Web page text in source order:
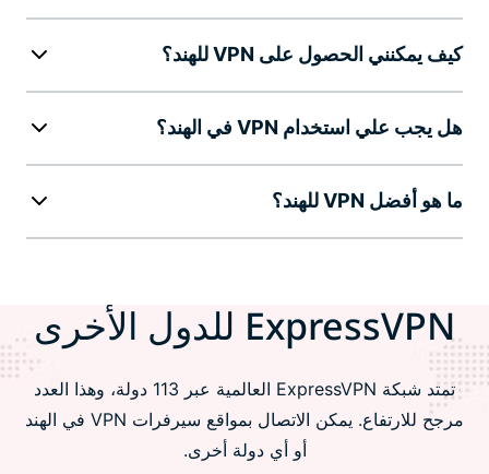
كيف يمكنني الحصول على VPN للهند؟
هل يجب علي استخدام VPN في الهند؟
ما هو أفضل VPN للهند؟
ExpressVPN للدول الأخرى
تمتد شبكة ExpressVPN العالمية عبر 113 دولة، وهذا العدد
مرجح للارتفاع. يمكن الاتصال بمواقع سيرفرات VPN في الهند
أو أي دولة أخرى.